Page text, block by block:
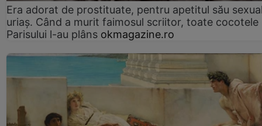
Era adorat de prostituate, pentru apetitul său
uriaș. Când a murit faimosul scriitor, toate cocotele
Parisului l-au plâns okmagazine.ro